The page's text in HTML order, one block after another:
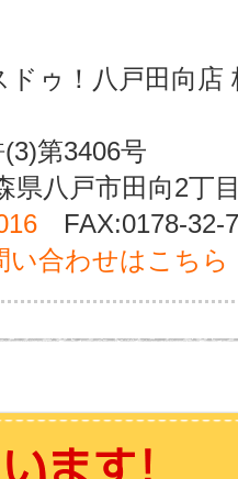
ドゥ！八戸田向店
第3406号
県八戸市田向2丁
FAX:0178-32-
い合わせはこちら